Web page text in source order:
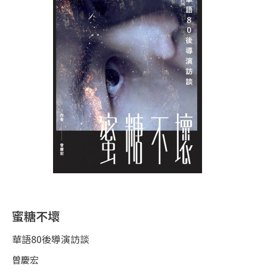
蜜糖不壞
華語80後導演訪談
曽慶宏